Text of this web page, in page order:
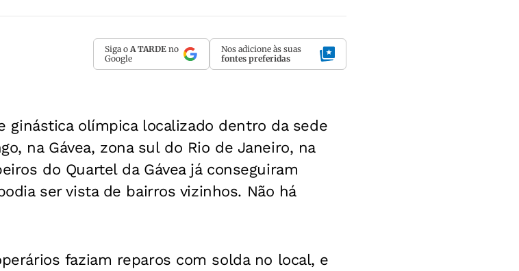
Siga o A TARDE no
Google
Nos adicione às suas
fontes preferidas
ginástica olímpica localizado dentro da sede
na Gávea, zona sul do Rio de Janeiro, na
do Quartel da Gávea já conseguiram
ser vista de bairros vizinhos. Não há
faziam reparos com solda no local, e